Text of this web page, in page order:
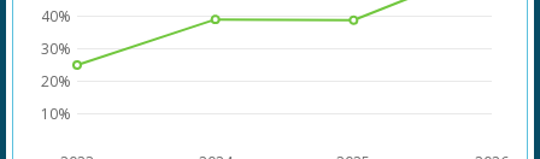
10%
20%
30%
40%